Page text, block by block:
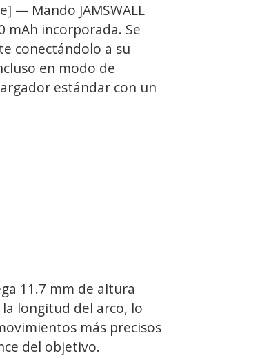
— Mando JAMSWALL
mAh incorporada. Se
conectándolo a su
en modo de
estándar con un
11.7 mm de altura
longitud del arco, lo
más precisos
del objetivo.